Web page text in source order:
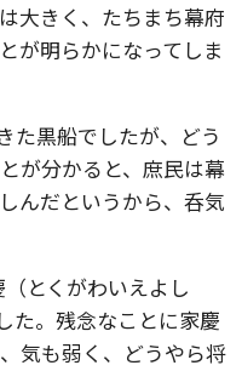
大きく、たちまち幕府
が明らかになってしま
た黒船でしたが、どう
が分かると、庶民は幕
んだというから、呑気
（とくがわいえよし
た。残念なことに家慶
気も弱く、どうやら将